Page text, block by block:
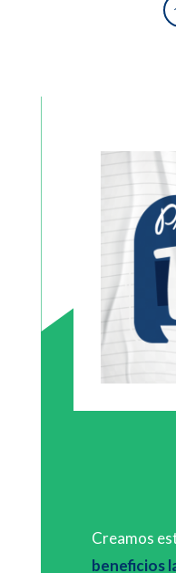
Creamos
beneficios